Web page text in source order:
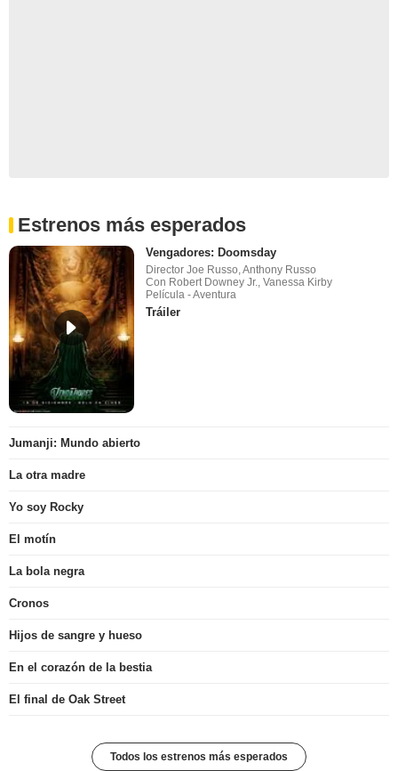
Estrenos más esperados
Vengadores: Doomsday
Director Joe Russo, Anthony Russo
Con Robert Downey Jr., Vanessa Kirby
Película - Aventura
Tráiler
Jumanji: Mundo abierto
La otra madre
Yo soy Rocky
El motín
La bola negra
Cronos
Hijos de sangre y hueso
En el corazón de la bestia
El final de Oak Street
Todos los estrenos más esperados